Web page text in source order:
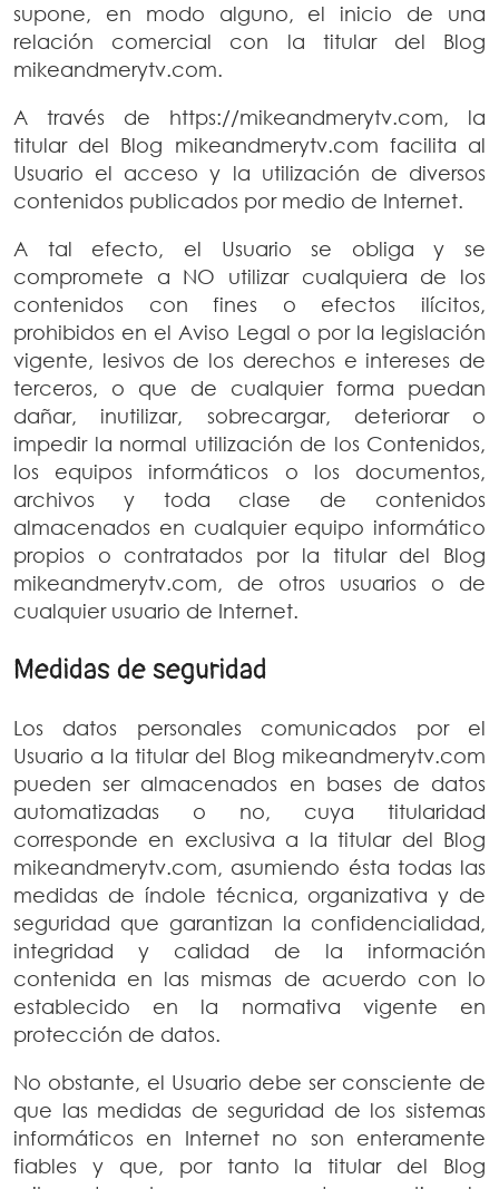
supone, en modo alguno, el inicio de una
relación comercial con la titular del Blog
mikeandmerytv.com.
A través de https://mikeandmerytv.com, la
titular del Blog mikeandmerytv.com facilita al
Usuario el acceso y la utilización de diversos
contenidos publicados por medio de Internet.
A tal efecto, el Usuario se obliga y se
compromete a NO utilizar cualquiera de los
contenidos con fines o efectos ilícitos,
prohibidos en el Aviso Legal o por la legislación
vigente, lesivos de los derechos e intereses de
terceros, o que de cualquier forma puedan
dañar, inutilizar, sobrecargar, deteriorar o
impedir la normal utilización de los Contenidos,
los equipos informáticos o los documentos,
archivos y toda clase de contenidos
almacenados en cualquier equipo informático
propios o contratados por la titular del Blog
mikeandmerytv.com, de otros usuarios o de
cualquier usuario de Internet.
Medidas de seguridad
Los datos personales comunicados por el
Usuario a la titular del Blog mikeandmerytv.com
pueden ser almacenados en bases de datos
automatizadas o no, cuya titularidad
corresponde en exclusiva a la titular del Blog
mikeandmerytv.com, asumiendo ésta todas las
medidas de índole técnica, organizativa y de
seguridad que garantizan la confidencialidad,
integridad y calidad de la información
contenida en las mismas de acuerdo con lo
establecido en la normativa vigente en
protección de datos.
No obstante, el Usuario debe ser consciente de
que las medidas de seguridad de los sistemas
informáticos en Internet no son enteramente
fiables y que, por tanto la titular del Blog